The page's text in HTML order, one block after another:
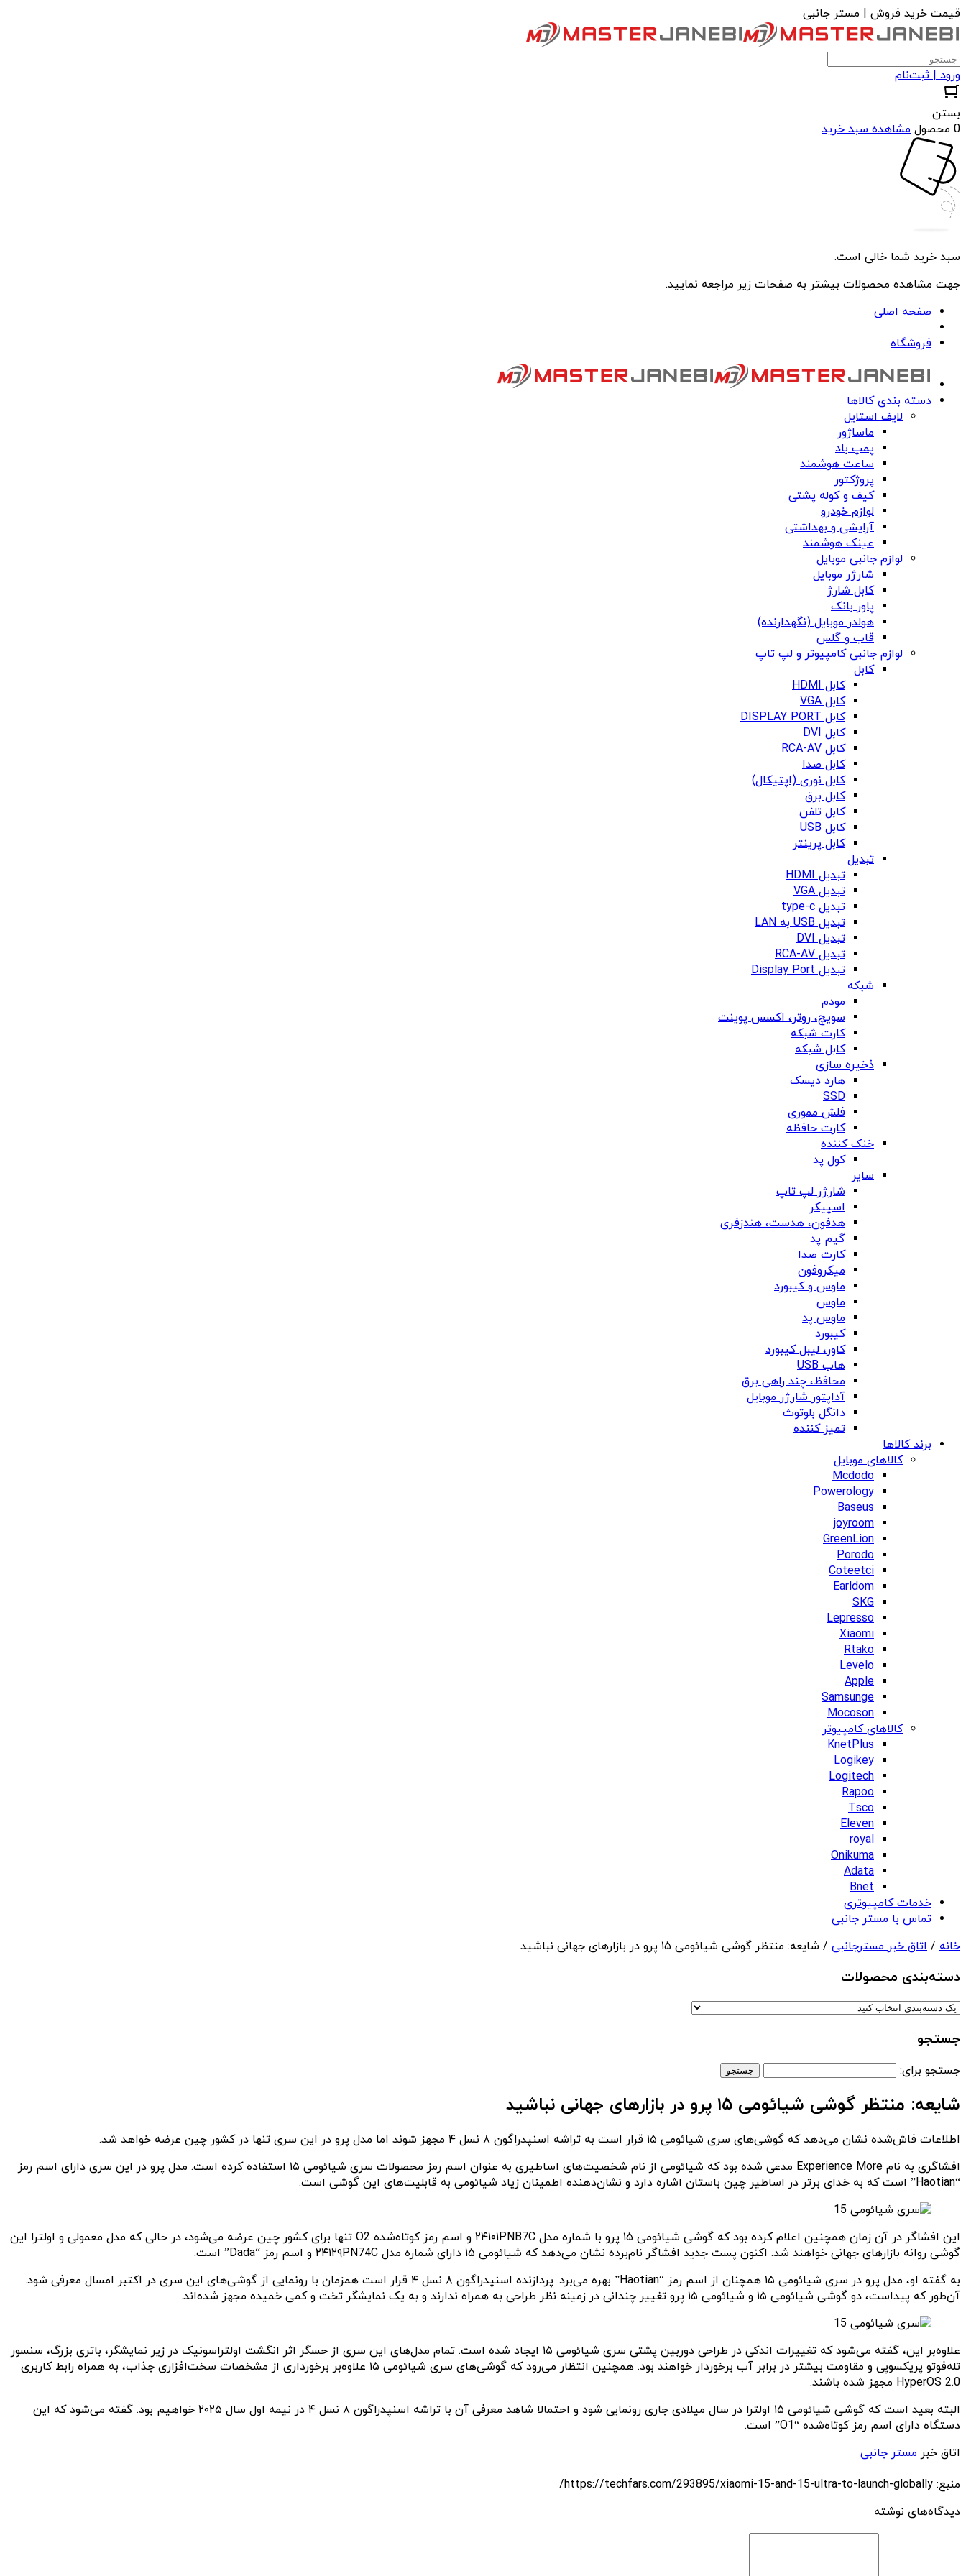
قیمت خرید فروش | مستر جانبی
ورود | ثبت‌نام
بستن
0 محصول
مشاهده سبد خرید
سبد خرید شما خالی است.
جهت مشاهده محصولات بیشتر به صفحات زیر مراجعه نمایید.
صفحه اصلی
فروشگاه
دسته بندی کالاها
لایف استایل
ماساژور
پمپ باد
ساعت هوشمند
پروژکتور
کیف و کوله پشتی
لوازم خودرو
آرایشی و بهداشتی
عینک هوشمند
لوازم جانبی موبایل
شارژر موبایل
کابل شارژ
پاور بانک
هولدر موبایل (نگهدارنده)
قاب و گلس
لوازم جانبی کامپیوتر و لپ تاپ
کابل
کابل HDMI
کابل VGA
کابل DISPLAY PORT
کابل DVI
کابل RCA-AV
کابل صدا
کابل نوری (اپتیکال)
کابل برق
کابل تلفن
کابل USB
کابل پرینتر
تبدیل
تبدیل HDMI
تبدیل VGA
تبدیل type-c
تبدیل USB به LAN
تبدیل DVI
تبدیل RCA-AV
تبدیل Display Port
شبکه
مودم
سویچ، روتر، اکسس پوینت
کارت شبکه
کابل شبکه
ذخیره سازی
هارد دیسک
SSD
فلش مموری
کارت حافظه
خنک کننده
کول پد
سایر
شارژر لپ تاپ
اسپیکر
هدفون، هدست، هندزفری
گیم پد
کارت صدا
میکروفون
ماوس و کیبورد
ماوس
ماوس پد
کیبورد
کاور، لیبل کیبورد
هاب USB
محافظ، چند راهی برق
آداپتور شارژر موبایل
دانگل بلوتوث
تمیز کننده
برند کالاها
کالاهای موبایل
Mcdodo
Powerology
Baseus
joyroom
GreenLion
Porodo
Coteetci
Earldom
SKG
Lepresso
Xiaomi
Rtako
Levelo
Apple
Samsunge
Mocoson
کالاهای کامپیوتر
KnetPlus
Logikey
Logitech
Rapoo
Tsco
Eleven
royal
Onikuma
Adata
Bnet
خدمات کامپیوتری
تماس با مستر جانبی
خانه / اتاق خبر مسترجانبی / شایعه: منتظر گوشی شیائومی ۱۵ پرو در بازارهای جهانی نباشید
دسته‌بندی‌ محصولات
جستجو
جستجو برای:
شایعه: منتظر گوشی شیائومی ۱۵ پرو در بازارهای جهانی نباشید
اطلاعات فاش‌شده نشان می‌دهد که گوشی‌های سری شیائومی ۱۵ قرار است به تراشه اسنپدراگون ۸ نسل ۴ مجهز شوند اما مدل پرو در این سری تنها در کشور چین عرضه خواهد شد.
افشاگری به نام Experience More مدعی شده بود که شیائومی از نام شخصیت‌های اساطیری به عنوان اسم رمز محصولات سری شیائومی ۱۵ استفاده کرده است. مدل پرو در این سری دارای اسم رمز
“Haotian” است که به خدای برتر در اساطیر چین باستان اشاره دارد و نشان‌دهنده اطمینان زیاد شیائومی به قابلیت‌های این گوشی است.
این افشاگر در آن زمان همچنین اعلام کرده بود که گوشی شیائومی ۱۵ پرو با شماره مدل ۲۴۱۰۱PNB7C و اسم رمز کوتاه‌شده O2 تنها برای کشور چین عرضه می‌شود، در حالی که مدل معمولی و اولترا این
گوشی روانه بازارهای جهانی خواهند شد. اکنون پست جدید افشاگر نام‌برده نشان می‌دهد که شیائومی ۱۵ دارای شماره مدل ۲۴۱۲۹PN74C و اسم رمز “Dada” است.
به گفته او، مدل پرو در سری شیائومی ۱۵ همچنان از اسم رمز “Haotian” بهره می‌برد. پردازنده اسنپدراگون ۸ نسل ۴ قرار است همزمان با رونمایی از گوشی‌های این سری در اکتبر امسال معرفی شود.
آن‌طور که پیداست، دو گوشی شیائومی ۱۵ و شیائومی ۱۵ پرو تغییر چندانی در زمینه نظر طراحی به همراه ندارند و به یک نمایشگر تخت و کمی خمیده مجهز شده‌اند.
علاوه‌بر این، گفته می‌شود که تغییرات اندکی در طراحی دوربین پشتی سری شیائومی ۱۵ ایجاد شده است. تمام مدل‌های این سری از حسگر اثر انگشت اولتراسونیک در زیر نمایشگر، باتری بزرگ، سنسور
تله‌فوتو پریکسوپی و مقاومت بیشتر در برابر آب برخوردار خواهند بود. همچنین انتظار می‌رود که گوشی‌های سری شیائومی ۱۵ علاوه‌بر برخورداری از مشخصات سخت‌افزاری جذاب، به همراه رابط کاربری
HyperOS 2.0 مجهز شده باشند.
البته بعید است که گوشی شیائومی ۱۵ اولترا در سال میلادی جاری رونمایی شود و احتمالا شاهد معرفی آن با تراشه اسنپدراگون ۸ نسل ۴ در نیمه اول سال ۲۰۲۵ خواهیم بود. گفته می‌شود که این
دستگاه دارای اسم رمز کوتاه‌شده “O1” است.
اتاق خبر مستر جانبی
منبع: https://techfars.com/293895/xiaomi-15-and-15-ultra-to-launch-globally/
دیدگاه‌های نوشته